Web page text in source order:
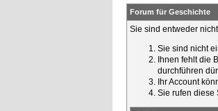
Forum für Geschichte
Sie sind entweder
Sie sind nicht
Ihnen fehlt die
durchführen
Ihr Account
Sie rufen diese